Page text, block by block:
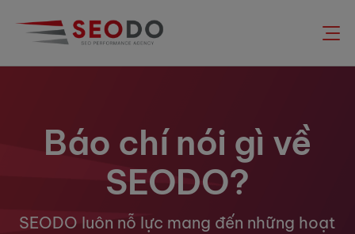
đến
Báo chí nói gì về
SEODO?
SEODO luôn nỗ lực mang đến những hoạt